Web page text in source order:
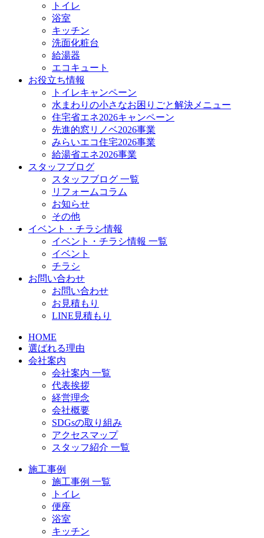
トイレ
浴室
キッチン
洗面化粧台
給湯器
エコキュート
お役立ち情報
トイレキャンペーン
水まわりの小さなお困りごと解決メニュー
住宅省エネ2026キャンペーン
先進的窓リノベ2026事業
みらいエコ住宅2026事業
給湯省エネ2026事業
スタッフブログ
スタッフブログ 一覧
リフォームコラム
お知らせ
その他
イベント・チラシ情報
イベント・チラシ情報 一覧
イベント
チラシ
お問い合わせ
お問い合わせ
お見積もり
LINE見積もり
HOME
選ばれる理由
会社案内
会社案内 一覧
代表挨拶
経営理念
会社概要
SDGsの取り組み
アクセスマップ
スタッフ紹介 一覧
施工事例
施工事例 一覧
トイレ
便座
浴室
キッチン